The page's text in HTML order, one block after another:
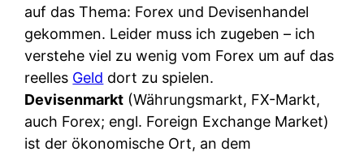
auf das Thema: Forex und Devisenhandel
gekommen. Leider muss ich zugeben – ich
verstehe viel zu wenig vom Forex um auf das
reelles Geld dort zu spielen.
Devisenmarkt (Währungsmarkt, FX-Markt,
auch Forex; engl. Foreign Exchange Market)
ist der ökonomische Ort, an dem